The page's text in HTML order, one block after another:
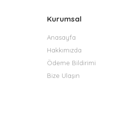
Kurumsal
Anasayfa
Hakkımızda
Ödeme Bildirimi
Bize Ulaşın